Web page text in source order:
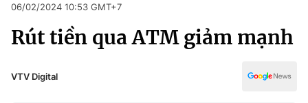
Chuyên mục
Pháp luật
Kinh tế
Thể thao
Văn hóa - Giải trí
06/02/2024 10:53 GMT+7
Rút tiền qua ATM giảm mạnh
VTV Digital